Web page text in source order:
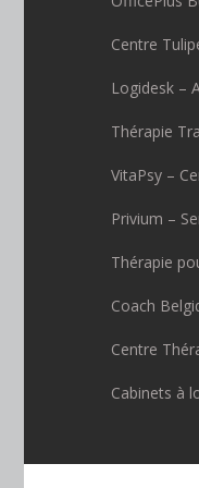
Centre
Logidesk –
Thérapie
VitaPsy –
Privium –
Thérapie
Coach
Centre
Cabinets à